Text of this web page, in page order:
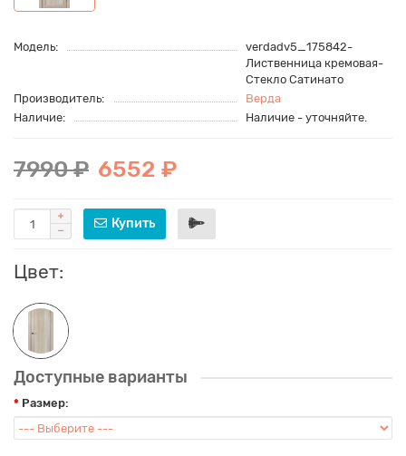
Модель:
verdadv5_175842-
Лиственница кремовая-
Стекло Сатинато
Производитель:
Верда
Наличие:
Наличие - уточняйте.
7990 ₽ 6552 ₽
Купить
Цвет:
Доступные варианты
Размер: